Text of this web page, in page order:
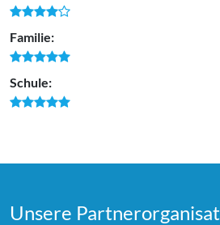
Familie:
Schule:
Unsere